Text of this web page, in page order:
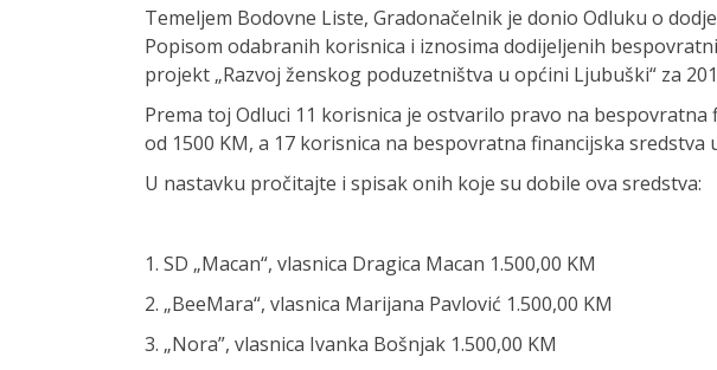
Temeljem Bodovne Liste, Gradonačelnik je donio Odluku o
Popisom odabranih korisnica i iznosima dodijeljenih
projekt „Razvoj ženskog poduzetništva u općini Ljubuški“ za
Prema toj Odluci 11 korisnica je ostvarilo pravo na bespovratna
od 1500 KM, a 17 korisnica na bespovratna financijska sredstva
U nastavku pročitajte i spisak onih koje su dobile ova sredstva:
1. SD „Macan“, vlasnica Dragica Macan 1.500,00 KM
2. „BeeMara“, vlasnica Marijana Pavlović 1.500,00 KM
3. „Nora”, vlasnica Ivanka Bošnjak 1.500,00 KM